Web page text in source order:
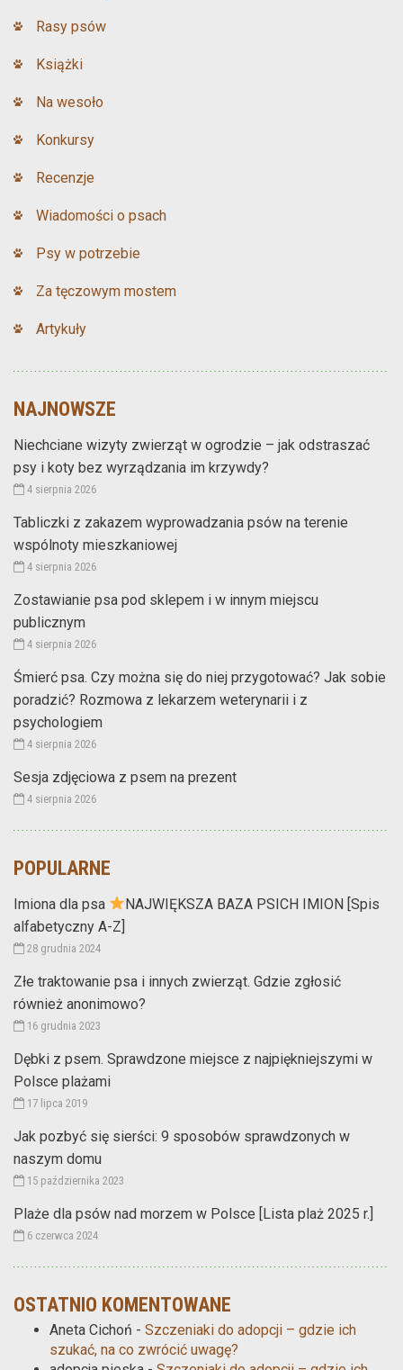
Rasy psów
Książki
Na wesoło
Konkursy
Recenzje
Wiadomości o psach
Psy w potrzebie
Za tęczowym mostem
Artykuły
NAJNOWSZE
Niechciane wizyty zwierząt w ogrodzie – jak odstraszać
psy i koty bez wyrządzania im krzywdy?
4 sierpnia 2026
Tabliczki z zakazem wyprowadzania psów na terenie
wspólnoty mieszkaniowej
4 sierpnia 2026
Zostawianie psa pod sklepem i w innym miejscu
publicznym
4 sierpnia 2026
Śmierć psa. Czy można się do niej przygotować? Jak sobie
poradzić? Rozmowa z lekarzem weterynarii i z
psychologiem
4 sierpnia 2026
Sesja zdjęciowa z psem na prezent
4 sierpnia 2026
POPULARNE
Imiona dla psa
NAJWIĘKSZA BAZA PSICH IMION [Spis
alfabetyczny A-Z]
28 grudnia 2024
Złe traktowanie psa i innych zwierząt. Gdzie zgłosić
również anonimowo?
16 grudnia 2023
Dębki z psem. Sprawdzone miejsce z najpiękniejszymi w
Polsce plażami
17 lipca 2019
Jak pozbyć się sierści: 9 sposobów sprawdzonych w
naszym domu
15 października 2023
Plaże dla psów nad morzem w Polsce [Lista plaż 2025 r.]
6 czerwca 2024
OSTATNIO KOMENTOWANE
Aneta Cichoń - Szczeniaki do adopcji – gdzie ich
szukać, na co zwrócić uwagę?